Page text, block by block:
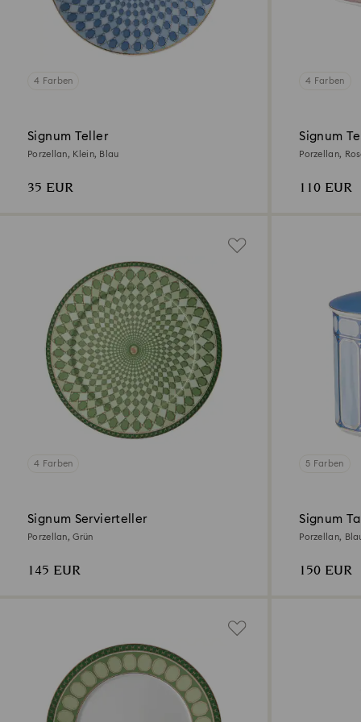
4 Farben
Signum Teller
Porzellan, Klein, Blau
35 EUR
4 Farben
Signum
Porzellan,
110 EUR
4 Farben
Signum Servierteller
Porzellan, Grün
145 EUR
5 Farben
Signum
Porzellan,
150 EUR